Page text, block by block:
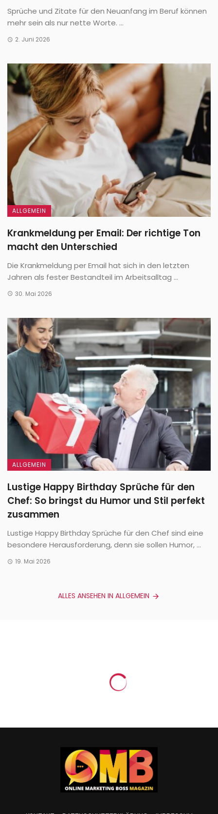
Sprüche und Zitate für den Neuanfang im Beruf können
mehr sein als nur nette Worte. ...
2. Juni 2026
ALLGEMEIN
Krankmeldung per Email: Der richtige Ton
macht den Unterschied
Die Krankmeldung per Email hat sich in den letzten
Jahren als fester Bestandteil im Arbeitsalltag ...
30. Mai 2026
ALLGEMEIN
Lustige Happy Birthday Sprüche für den
Chef: So bringst du Humor und Stil perfekt
zusammen
Lustige Happy Birthday Sprüche für den Chef sind eine
besondere Herausforderung, denn sie sollen Humor, ...
19. Mai 2026
ALLES ANSEHEN IN ALLGEMEIN